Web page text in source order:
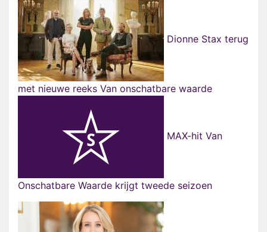
Dionne Stax terug
met nieuwe reeks Van onschatbare waarde
MAX-hit Van
Onschatbare Waarde krijgt tweede seizoen